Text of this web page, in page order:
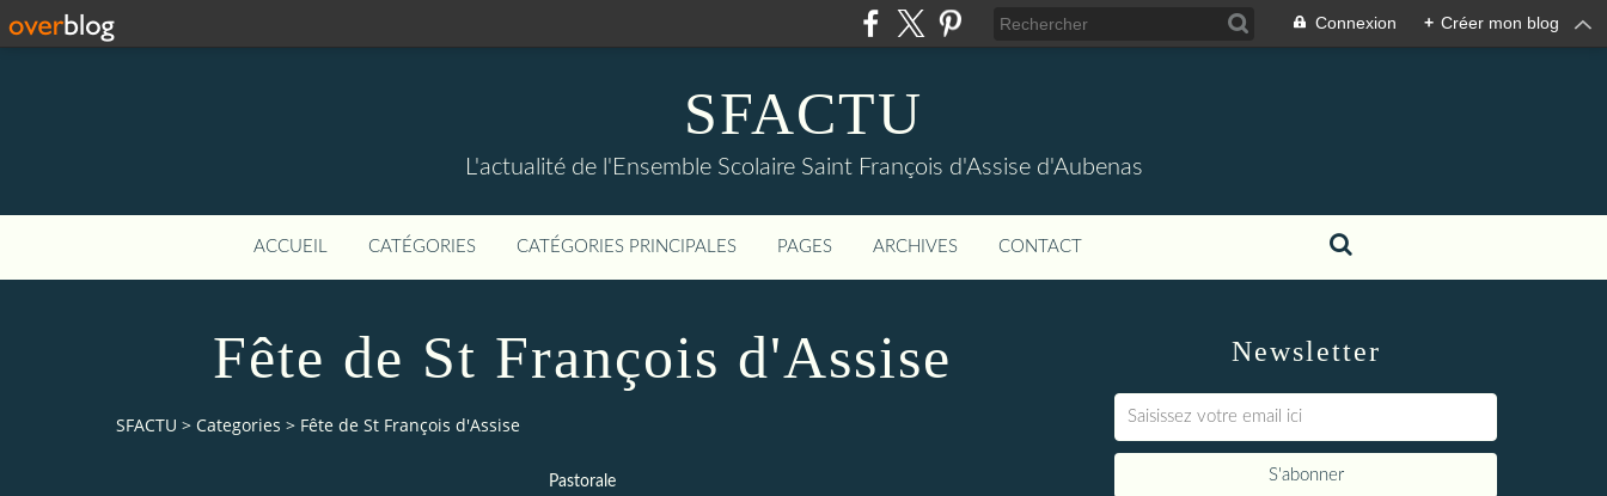
Connexion + Créer mon blog
SFACTU
L'actualité de l'Ensemble Scolaire Saint François d'Assise d'Aubenas
ACCUEIL CATÉGORIES CATÉGORIES PRINCIPALES PAGES ARCHIVES CONTACT
Fête de St François d'Assise
SFACTU > Categories > Fête de St François d'Assise
Pastorale
Newsletter